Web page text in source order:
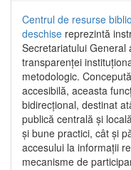
Centrul de resurse
deschise reprezintă
Secretariatului General
transparenței
metodologic.
accesibilă, aceasta
bidirecțional, destinat
publică centrală și
și bune practici, cât și
accesului la informații
mecanisme de